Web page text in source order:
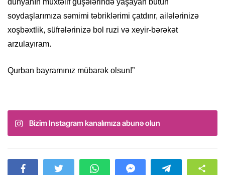
dünyanın müxtəlif guşələrində yaşayan bütün
soydaşlarımıza səmimi təbriklərimi çatdırır, ailələrinizə
xoşbəxtlik, süfrələrinizə bol ruzi və xeyir-bərəkət
arzulayıram.
Qurban bayramınız mübarək olsun!”
Bizim Instagram kanalımıza abunə olun